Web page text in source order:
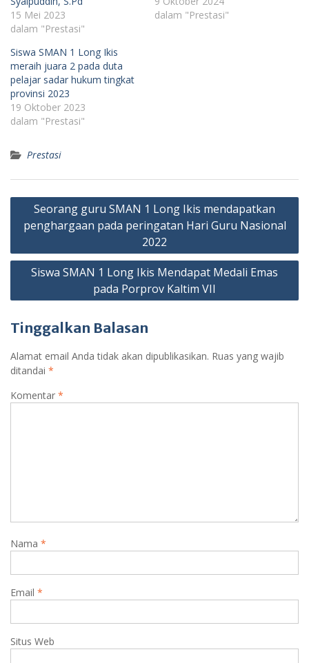
15 Mei 2023
dalam "Prestasi"
dalam "Prestasi"
Siswa SMAN 1 Long Ikis
meraih juara 2 pada duta
pelajar sadar hukum tingkat
provinsi 2023
19 Oktober 2023
dalam "Prestasi"
Prestasi
Navigasi
pos
Seorang guru SMAN 1 Long Ikis mendapatkan
penghargaan pada peringatan Hari Guru Nasional
2022
Siswa SMAN 1 Long Ikis Mendapat Medali Emas
pada Porprov Kaltim VII
Tinggalkan Balasan
Alamat email Anda tidak akan dipublikasikan. Ruas yang wajib
ditandai *
Komentar *
Nama *
Email *
Situs Web